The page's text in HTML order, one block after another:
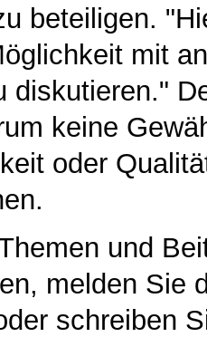
beteiligen.
mit
diskutieren."
keine
oder
und
melden Sie
schreiben